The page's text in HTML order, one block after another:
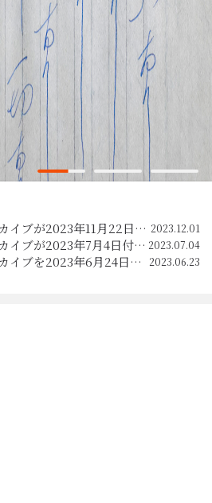
1
Current Item
2 3
佐々井秀嶺デジタルアーカイブが2023年11月22日付の毎日新聞（夕刊）の4面で紹介されました。 2023.12.01
佐々井秀嶺デジタルアーカイブが2023年7月4日付の京都新聞の7面で紹介されました。 2023.07.04
佐々井秀嶺デジタルアーカイブを2023年6月24日に公開します。 2023.06.23